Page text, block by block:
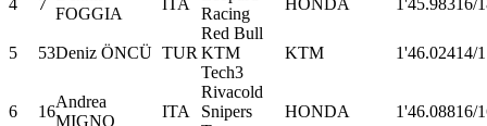
FOGGIA
Racing
5 53Deniz ÖNCÜ TUR
Red Bull
KTM
Tech3
KTM 1'46.02414/
6 16
Andrea
MIGNO
ITA
Rivacold
Snipers
HONDA 1'46.08816/